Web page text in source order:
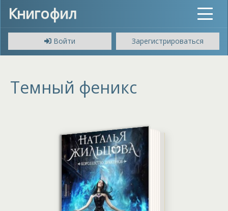
Книгофил
Toggle
Войти
Зарегистрироваться
Темный феникс